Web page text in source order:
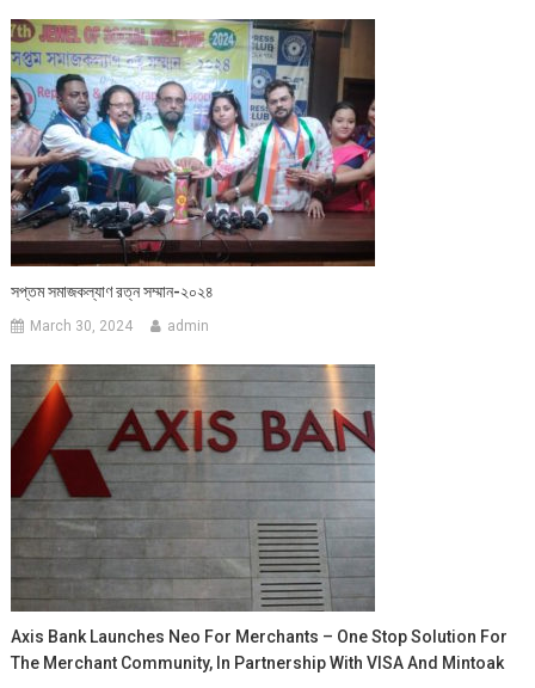
সপ্তম সমাজকল্যাণ রত্ন সম্মান-২০২৪
March 30, 2024 admin
Axis Bank Launches Neo For Merchants – One Stop Solution For
The Merchant Community, In Partnership With VISA And Mintoak